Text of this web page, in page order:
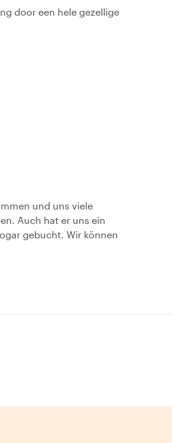
door een hele gezellige
und uns viele
Auch hat er uns ein
gebucht. Wir können